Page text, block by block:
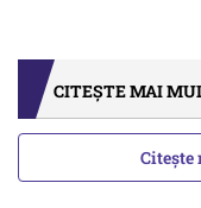
CITEȘTE MAI
Citește